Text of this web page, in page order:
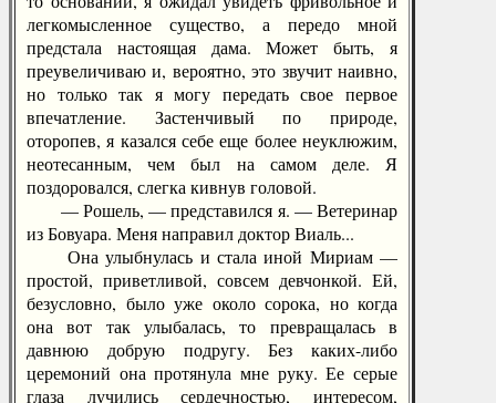
легкомысленное существо, а передо мной
предстала настоящая дама. Может быть, я
преувеличиваю и, вероятно, это звучит наивно,
но только так я могу передать свое первое
впечатление. Застенчивый по природе,
оторопев, я казался себе еще более неуклюжим,
неотесанным, чем был на самом деле. Я
поздоровался, слегка кивнув головой.
— Рошель, — представился я. — Ветеринар
из Бовуара. Меня направил доктор Виаль...
Она улыбнулась и стала иной Мириам —
простой, приветливой, совсем девчонкой. Ей,
безусловно, было уже около сорока, но когда
она вот так улыбалась, то превращалась в
давнюю добрую подругу. Без каких-либо
церемоний она протянула мне руку. Ее серые
глаза лучились сердечностью, интересом,